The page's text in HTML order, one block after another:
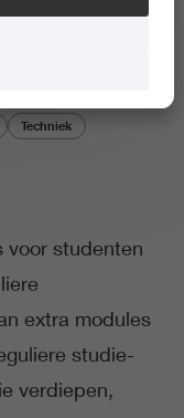
Techniek
voor studenten
extra modules
studie-
verdiepen,